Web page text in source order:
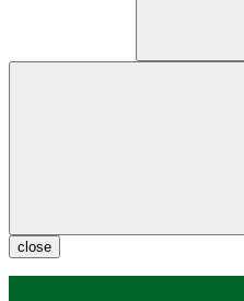
close